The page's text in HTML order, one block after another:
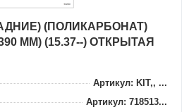
(ПОЛИКАРБОНАТ)
ММ) (15.37--) ОТКРЫТАЯ
Артикул: KIT,, ...
Артикул: 718513...